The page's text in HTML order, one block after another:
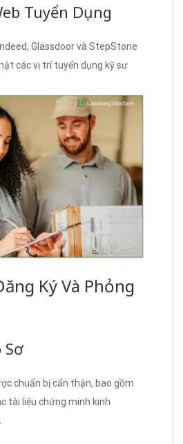
Tuyển Dụng
Glassdoor và StepStone
các vị trí tuyển dụng kỹ sư
Ký Và Phỏng
Sơ
chuẩn bị cẩn thận, bao gồm
tài liệu chứng minh kinh